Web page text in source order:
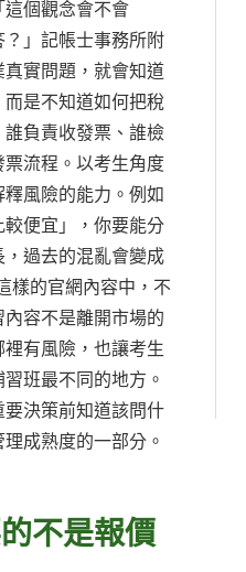
個觀念會不會
」記帳士事務所附
實問題，就會知道
是不知道如何把稅
負責收發票、誰檢
流程。以考生角度
風險的能力。例如
便宜」，你要能分
過去的混亂會變成
樣的官網內容中，不
容不是離開市場的
有風險，也讓考生
班最不同的地方。
決策前知道該問什
成熟度的一部分。
不是報價